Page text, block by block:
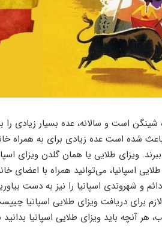
شینگن است و سالانه، عده بسیار
شده است عده زیادی برای به همراه
ویزای طلایی یا همان گلدن ویزای
اسپانیا، می‌توانید همراه با
و شهروندی اسپانیا را نیز به دست
برای دریافت ویزای طلایی اسپانیا
هر آنچه باید ویزای طلایی اسپانیا